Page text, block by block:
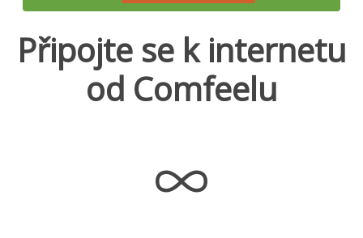
Připojte se k internetu
od Comfeelu